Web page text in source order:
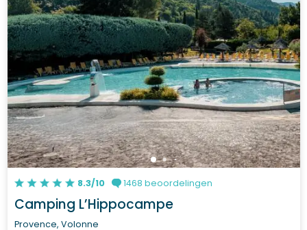
8.3/10 1468 beoordelingen
Camping L’Hippocampe
Provence, Volonne